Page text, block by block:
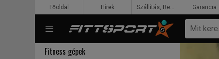
Főoldal Hírek Szállítás, Rendelés, Fizetés Garancia
Fitness gépek